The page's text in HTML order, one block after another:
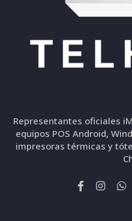
Representantes oficiales
equipos POS Android,
impresoras térmicas y